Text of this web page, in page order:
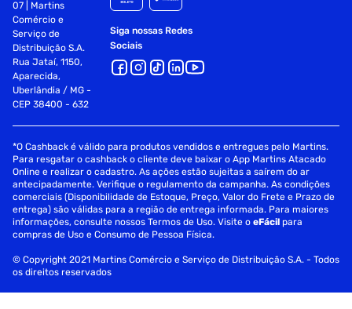
07 | Martins
Comércio e
Serviço de
Distribuição S.A.
Rua Jataí, 1150,
Aparecida,
Uberlândia / MG -
CEP 38400 - 632
Siga nossas Redes
Sociais
*O Cashback é válido para produtos vendidos e entregues pelo Martins.
Para resgatar o cashback o cliente deve baixar o App Martins Atacado
Online e realizar o cadastro. As ações estão sujeitas a saírem do ar
antecipadamente. Verifique o regulamento da campanha. As condições
comerciais (Disponibilidade de Estoque, Preço, Valor do Frete e Prazo de
entrega) são válidas para a região de entrega informada. Para maiores
informações, consulte nossos Termos de Uso. Visite oeFácil para
compras de Uso e Consumo de Pessoa Física.
© Copyright 2021 Martins Comércio e Serviço de Distribuição S.A. - Todos
os direitos reservados